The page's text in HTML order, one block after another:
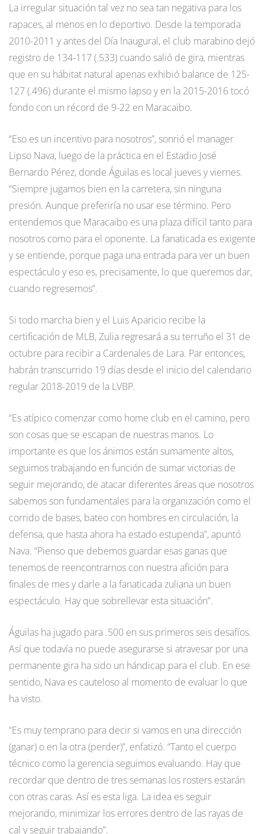
La irregular situación tal vez no sea tan negativa para los
rapaces, al menos en lo deportivo. Desde la temporada
2010-2011 y antes del Día Inaugural, el club marabino dejó
registro de 134-117 (.533) cuando salió de gira, mientras
que en su hábitat natural apenas exhibió balance de 125-
127 (.496) durante el mismo lapso y en la 2015-2016 tocó
fondo con un récord de 9-22 en Maracaibo.
“Eso es un incentivo para nosotros”, sonrió el manager
Lipso Nava, luego de la práctica en el Estadio José
Bernardo Pérez, donde Águilas es local jueves y viernes.
“Siempre jugamos bien en la carretera, sin ninguna
presión. Aunque preferiría no usar ese término. Pero
entendemos que Maracaibo es una plaza difícil tanto para
nosotros como para el oponente. La fanaticada es exigente
y se entiende, porque paga una entrada para ver un buen
espectáculo y eso es, precisamente, lo que queremos dar,
cuando regresemos”.
Si todo marcha bien y el Luis Aparicio recibe la
certificación de MLB, Zulia regresará a su terruño el 31 de
octubre para recibir a Cardenales de Lara. Par entonces,
habrán transcurrido 19 días desde el inicio del calendario
regular 2018-2019 de la LVBP.
“Es atípico comenzar como home club en el camino, pero
son cosas que se escapan de nuestras manos. Lo
importante es que los ánimos están sumamente altos,
seguimos trabajando en función de sumar victorias de
seguir mejorando, de atacar diferentes áreas que nosotros
sabemos son fundamentales para la organización como el
corrido de bases, bateo con hombres en circulación, la
defensa, que hasta ahora ha estado estupenda”, apuntó
Nava. “Pienso que debemos guardar esas ganas que
tenemos de reencontrarnos con nuestra afición para
finales de mes y darle a la fanaticada zuliana un buen
espectáculo. Hay que sobrellevar esta situación”.
Águilas ha jugado para .500 en sus primeros seis desafíos.
Así que todavía no puede asegurarse si atravesar por una
permanente gira ha sido un hándicap para el club. En ese
sentido, Nava es cauteloso al momento de evaluar lo que
ha visto.
“Es muy temprano para decir si vamos en una dirección
(ganar) o en la otra (perder)”, enfatizó. “Tanto el cuerpo
técnico como la gerencia seguimos evaluando. Hay que
recordar que dentro de tres semanas los rosters estarán
con otras caras. Así es esta liga. La idea es seguir
mejorando, minimizar los errores dentro de las rayas de
cal y seguir trabajando”.